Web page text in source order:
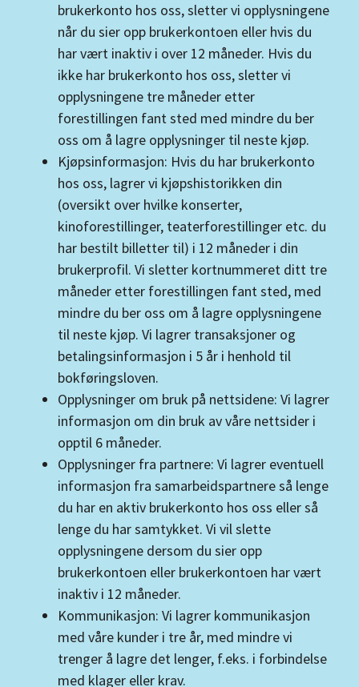
brukerkonto hos oss, sletter vi opplysningene
når du sier opp brukerkontoen eller hvis du
har vært inaktiv i over 12 måneder. Hvis du
ikke har brukerkonto hos oss, sletter vi
opplysningene tre måneder etter
forestillingen fant sted med mindre du ber
oss om å lagre opplysninger til neste kjøp.
Kjøpsinformasjon: Hvis du har brukerkonto
hos oss, lagrer vi kjøpshistorikken din
(oversikt over hvilke konserter,
kinoforestillinger, teaterforestillinger etc. du
har bestilt billetter til) i 12 måneder i din
brukerprofil. Vi sletter kortnummeret ditt tre
måneder etter forestillingen fant sted, med
mindre du ber oss om å lagre opplysningene
til neste kjøp. Vi lagrer transaksjoner og
betalingsinformasjon i 5 år i henhold til
bokføringsloven.
Opplysninger om bruk på nettsidene: Vi lagrer
informasjon om din bruk av våre nettsider i
opptil 6 måneder.
Opplysninger fra partnere: Vi lagrer eventuell
informasjon fra samarbeidspartnere så lenge
du har en aktiv brukerkonto hos oss eller så
lenge du har samtykket. Vi vil slette
opplysningene dersom du sier opp
brukerkontoen eller brukerkontoen har vært
inaktiv i 12 måneder.
Kommunikasjon: Vi lagrer kommunikasjon
med våre kunder i tre år, med mindre vi
trenger å lagre det lenger, f.eks. i forbindelse
med klager eller krav.